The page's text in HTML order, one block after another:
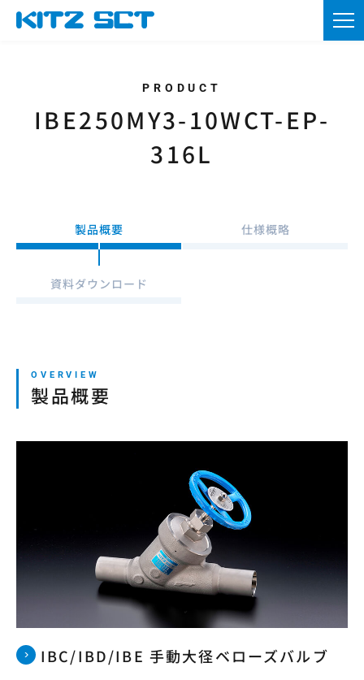
EN CN KR
ログイン・新規会員登録
TOP
お問い合わせ
本サイトの利用について
プライバシーポリシー
IBE250MY3-10WCT-EP-
316L
製品概要 仕様概略
資料ダウンロード
製品概要
IBC/IBD/IBE 手動大径ベローズバルブ